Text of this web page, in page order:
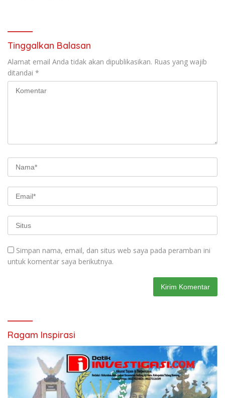
Tinggalkan Balasan
Alamat email Anda tidak akan dipublikasikan. Ruas yang wajib
ditandai *
Simpan nama, email, dan situs web saya pada peramban ini
untuk komentar saya berikutnya.
Ragam Inspirasi